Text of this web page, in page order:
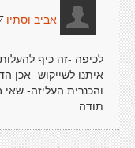
אביב וסתיו
לכיפה -זה כיף
איתנו לשייקוש- אכן
והכנרית העליזה-
תודה